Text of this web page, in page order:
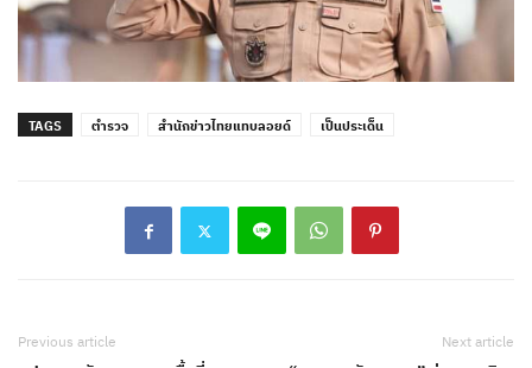
TAGS ตำรวจ สำนักข่าวไทยแทบลอยด์ เป็นประเด็น
Previous article Next article